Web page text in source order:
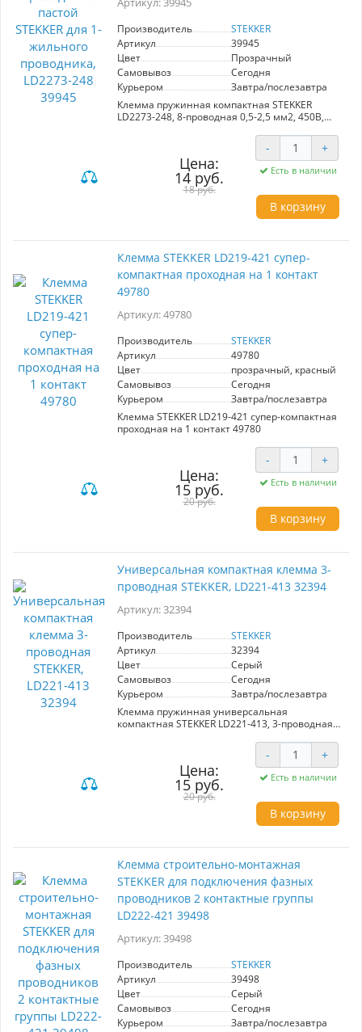
Производитель
STEKKER
Артикул
39945
Цвет
Прозрачный
Самовывоз
Сегодня
Курьером
Завтра/послезавтра
Клемма пружинная компактная STEKKER
LD2273-248, 8-проводная 0,5-2,5 мм2, 450В,
поликарбонат, латунь, сталь. Тип провода
одножильный, материал провода медь,
температура окружающей среды -20...+40°C
Цена:
14 руб.
18 руб.
- +
Есть в наличии
В корзину
Клемма STEKKER LD219-421 супер-
компактная проходная на 1 контакт
49780
Артикул: 49780
Производитель
STEKKER
Артикул
49780
Цвет
прозрачный, красный
Самовывоз
Сегодня
Курьером
Завтра/послезавтра
Клемма STEKKER LD219-421 супер-компактная
проходная на 1 контакт 49780
Цена:
15 руб.
20 руб.
- +
Есть в наличии
В корзину
Универсальная компактная клемма 3-
проводная STEKKER, LD221-413 32394
Артикул: 32394
Производитель
STEKKER
Артикул
32394
Цвет
Серый
Самовывоз
Сегодня
Курьером
Завтра/послезавтра
Клемма пружинная универсальная
компактная STEKKER LD221-413, 3-проводная
изделия пластик, латунь. Тип провода
одножильный/многожильный, материал
провода медь, температура окружающей
среды -20...+40°C
Цена:
15 руб.
20 руб.
- +
Есть в наличии
В корзину
Клемма строительно-монтажная
STEKKER для подключения фазных
проводников 2 контактные группы
LD222-421 39498
Артикул: 39498
Производитель
STEKKER
Артикул
39498
Цвет
Серый
Самовывоз
Сегодня
Курьером
Завтра/послезавтра